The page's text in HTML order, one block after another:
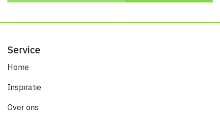
Service
Home
Inspiratie
Over ons